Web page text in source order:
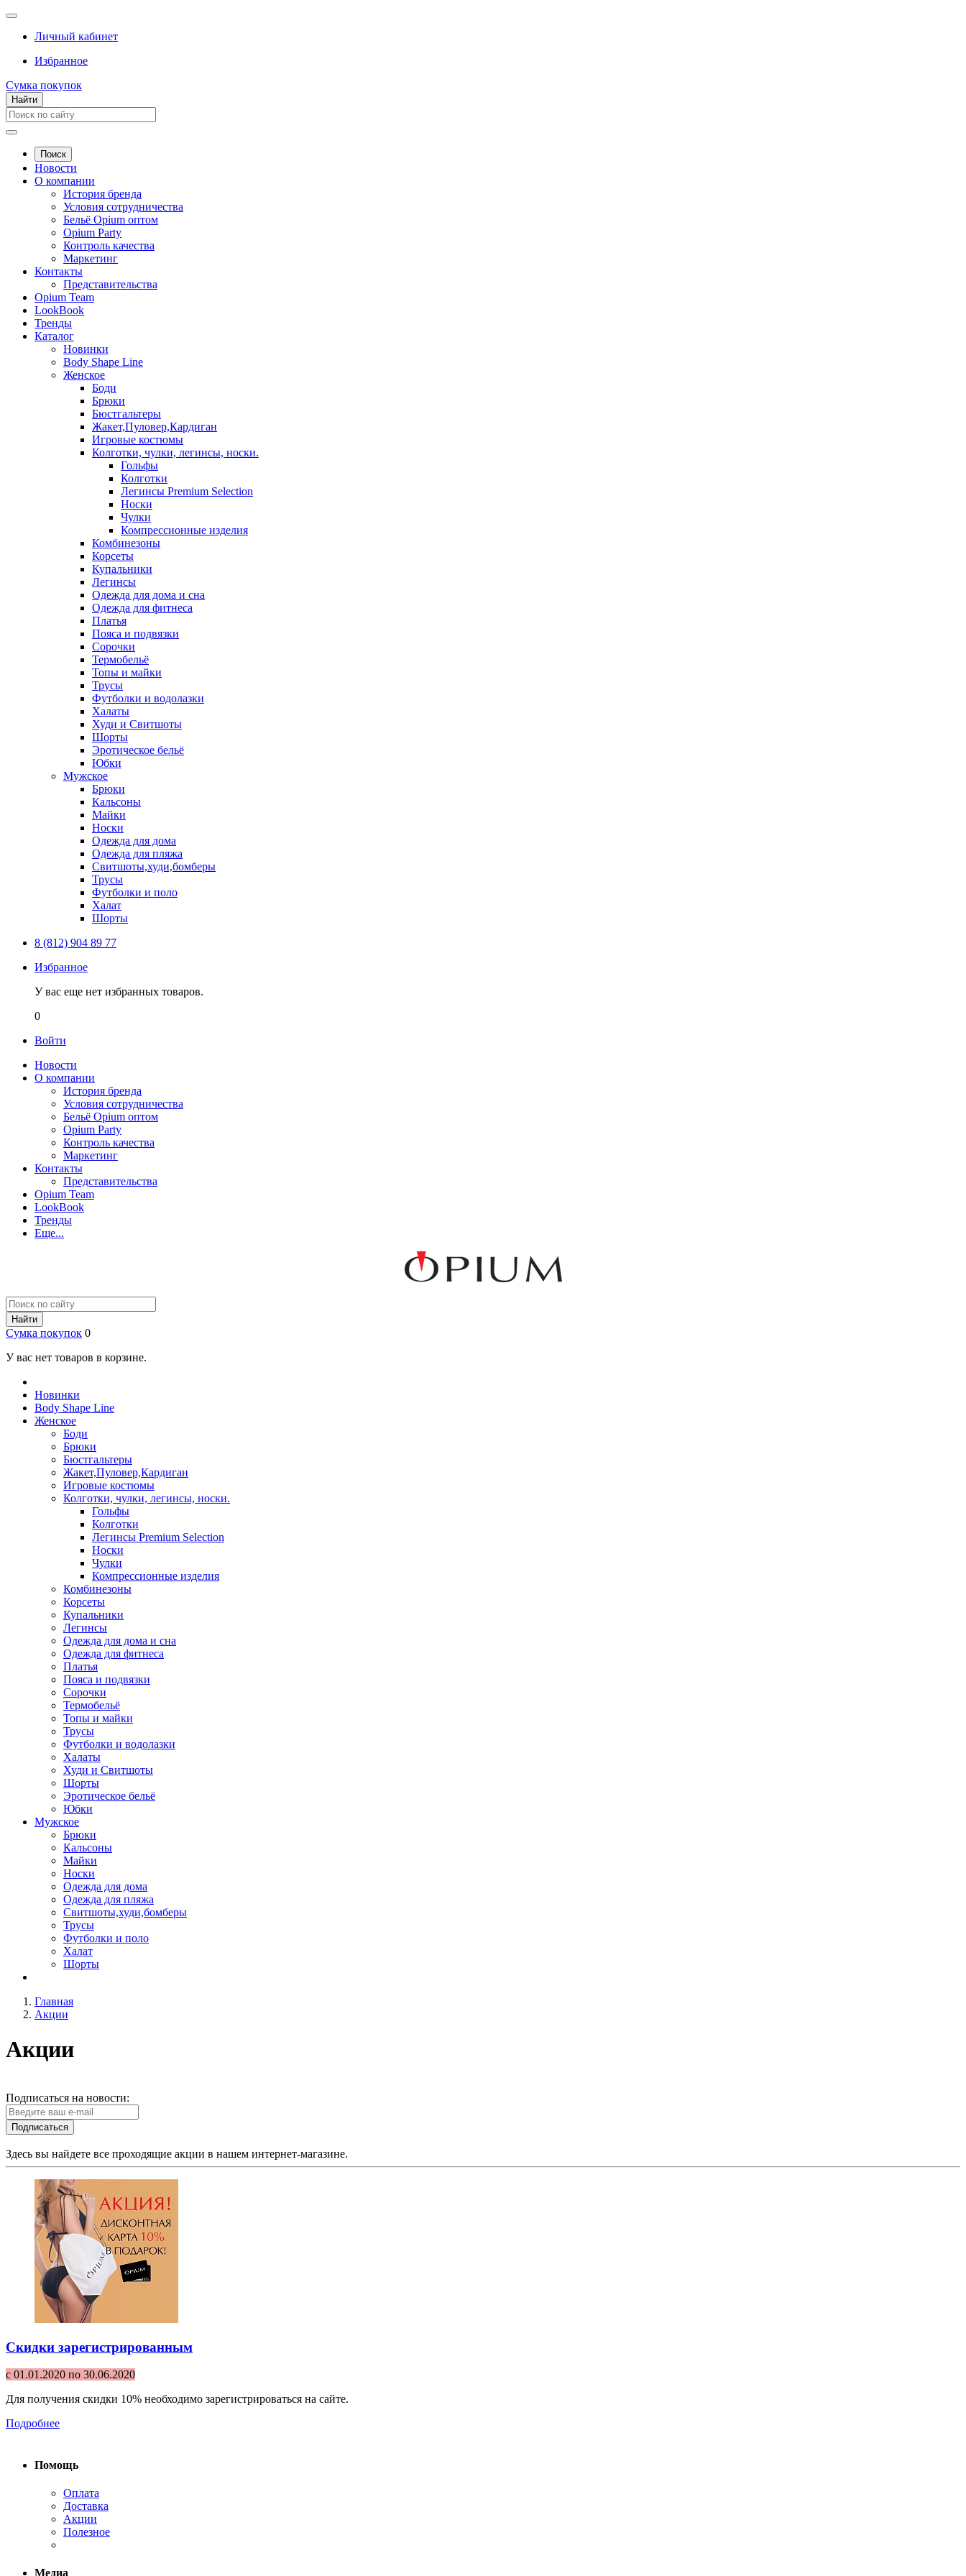
Личный кабинет
Избранное
Сумка покупок
Найти
Поиск
Новости
О компании
История бренда
Условия сотрудничества
Бельё Opium оптом
Opium Party
Контроль качества
Маркетинг
Контакты
Представительства
Opium Team
LookBook
Тренды
Каталог
Новинки
Body Shape Line
Женское
Боди
Брюки
Бюстгальтеры
Жакет,Пуловер,Кардиган
Игровые костюмы
Колготки, чулки, легинсы, носки.
Гольфы
Колготки
Легинсы Premium Selection
Носки
Чулки
Компрессионные изделия
Комбинезоны
Корсеты
Купальники
Легинсы
Одежда для дома и сна
Одежда для фитнеса
Платья
Пояса и подвязки
Сорочки
Термобельё
Топы и майки
Трусы
Футболки и водолазки
Халаты
Худи и Свитшоты
Шорты
Эротическое бельё
Юбки
Мужское
Брюки
Кальсоны
Майки
Носки
Одежда для дома
Одежда для пляжа
Свитшоты,худи,бомберы
Трусы
Футболки и поло
Халат
Шорты
8 (812) 904 89 77
Избранное
У вас еще нет избранных товаров.
0
Войти
Новости
О компании
История бренда
Условия сотрудничества
Бельё Opium оптом
Opium Party
Контроль качества
Маркетинг
Контакты
Представительства
Opium Team
LookBook
Тренды
Еще...
Найти
Сумка покупок 0
У вас нет товаров в корзине.
Новинки
Body Shape Line
Женское
Боди
Брюки
Бюстгальтеры
Жакет,Пуловер,Кардиган
Игровые костюмы
Колготки, чулки, легинсы, носки.
Гольфы
Колготки
Легинсы Premium Selection
Носки
Чулки
Компрессионные изделия
Комбинезоны
Корсеты
Купальники
Легинсы
Одежда для дома и сна
Одежда для фитнеса
Платья
Пояса и подвязки
Сорочки
Термобельё
Топы и майки
Трусы
Футболки и водолазки
Халаты
Худи и Свитшоты
Шорты
Эротическое бельё
Юбки
Мужское
Брюки
Кальсоны
Майки
Носки
Одежда для дома
Одежда для пляжа
Свитшоты,худи,бомберы
Трусы
Футболки и поло
Халат
Шорты
Главная
Акции
Акции
Подписаться на новости:
Подписаться
Здесь вы найдете все проходящие акции в нашем интернет-магазине.
Скидки зарегистрированным
с 01.01.2020 по 30.06.2020
Для получения скидки 10% необходимо зарегистрироваться на сайте.
Подробнее
Помощь
Оплата
Доставка
Акции
Полезное
Медиа